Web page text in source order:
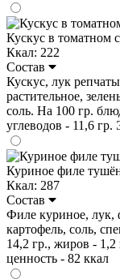
Кускус в томатном
Ккал: 222
Состав
Кускус, лук
растительное,
соль. На 100 гр.
углеводов - 11,6 гр.
Куриное филе
Ккал: 287
Состав
Филе куриное, лук,
картофель, соль,
14,2 гр., жиров - 1,2
ценность - 82 ккал